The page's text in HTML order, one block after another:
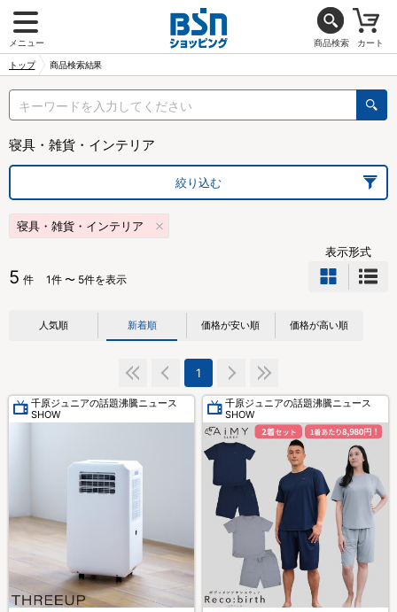
メニュー 商品検索 カート
トップ 商品検索結果
寝具・雑貨・インテリア
絞り込む
寝具・雑貨・インテリア
5 件 1件 〜 5件を表示
表示形式
人気順 新着順 価格が安い順 価格が高い順
1
千原ジュニアの話題沸騰ニュース
SHOW
千原ジュニアの話題沸騰ニュース
SHOW